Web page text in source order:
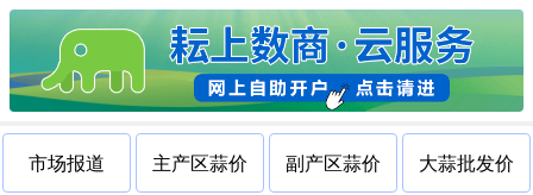
市场报道 主产区蒜价 副产区蒜价 大蒜批发价